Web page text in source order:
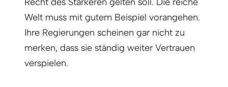
Welt muss mit gutem Beispiel vorangehen.
Ihre Regierungen scheinen gar nicht zu
merken, dass sie ständig weiter Vertrauen
verspielen.